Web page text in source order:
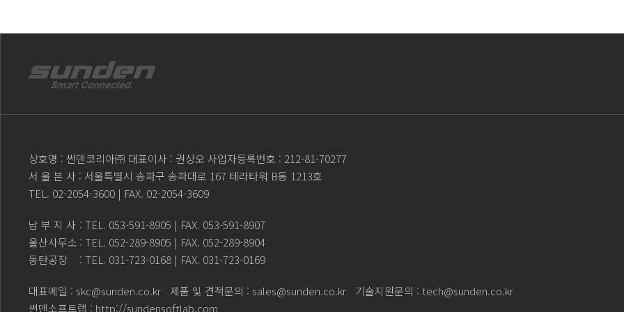
상호명 : 썬덴코리아㈜ 대표이사 : 권상오 사업자등록번호 : 212-81-70277
서 울 본 사 : 서울특별시 송파구 송파대로 167 테라타워 B동 1213호
TEL. 02-2054-3600 | FAX. 02-2054-3609
남 부 지 사 : TEL. 053-591-8905 | FAX. 053-591-8907
울산사무소 : TEL. 052-289-8905 | FAX. 052-289-8904
동탄공장
: TEL. 031-723-0168 | FAX. 031-723-0169
대표메일 : skc@sunden.co.kr 제품 및 견적문의 : sales@sunden.co.kr 기술지원문의 : tech@sunden.co.kr
썬덴소프트랩 : http://sundensoftlab.com